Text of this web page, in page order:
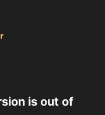
is out of